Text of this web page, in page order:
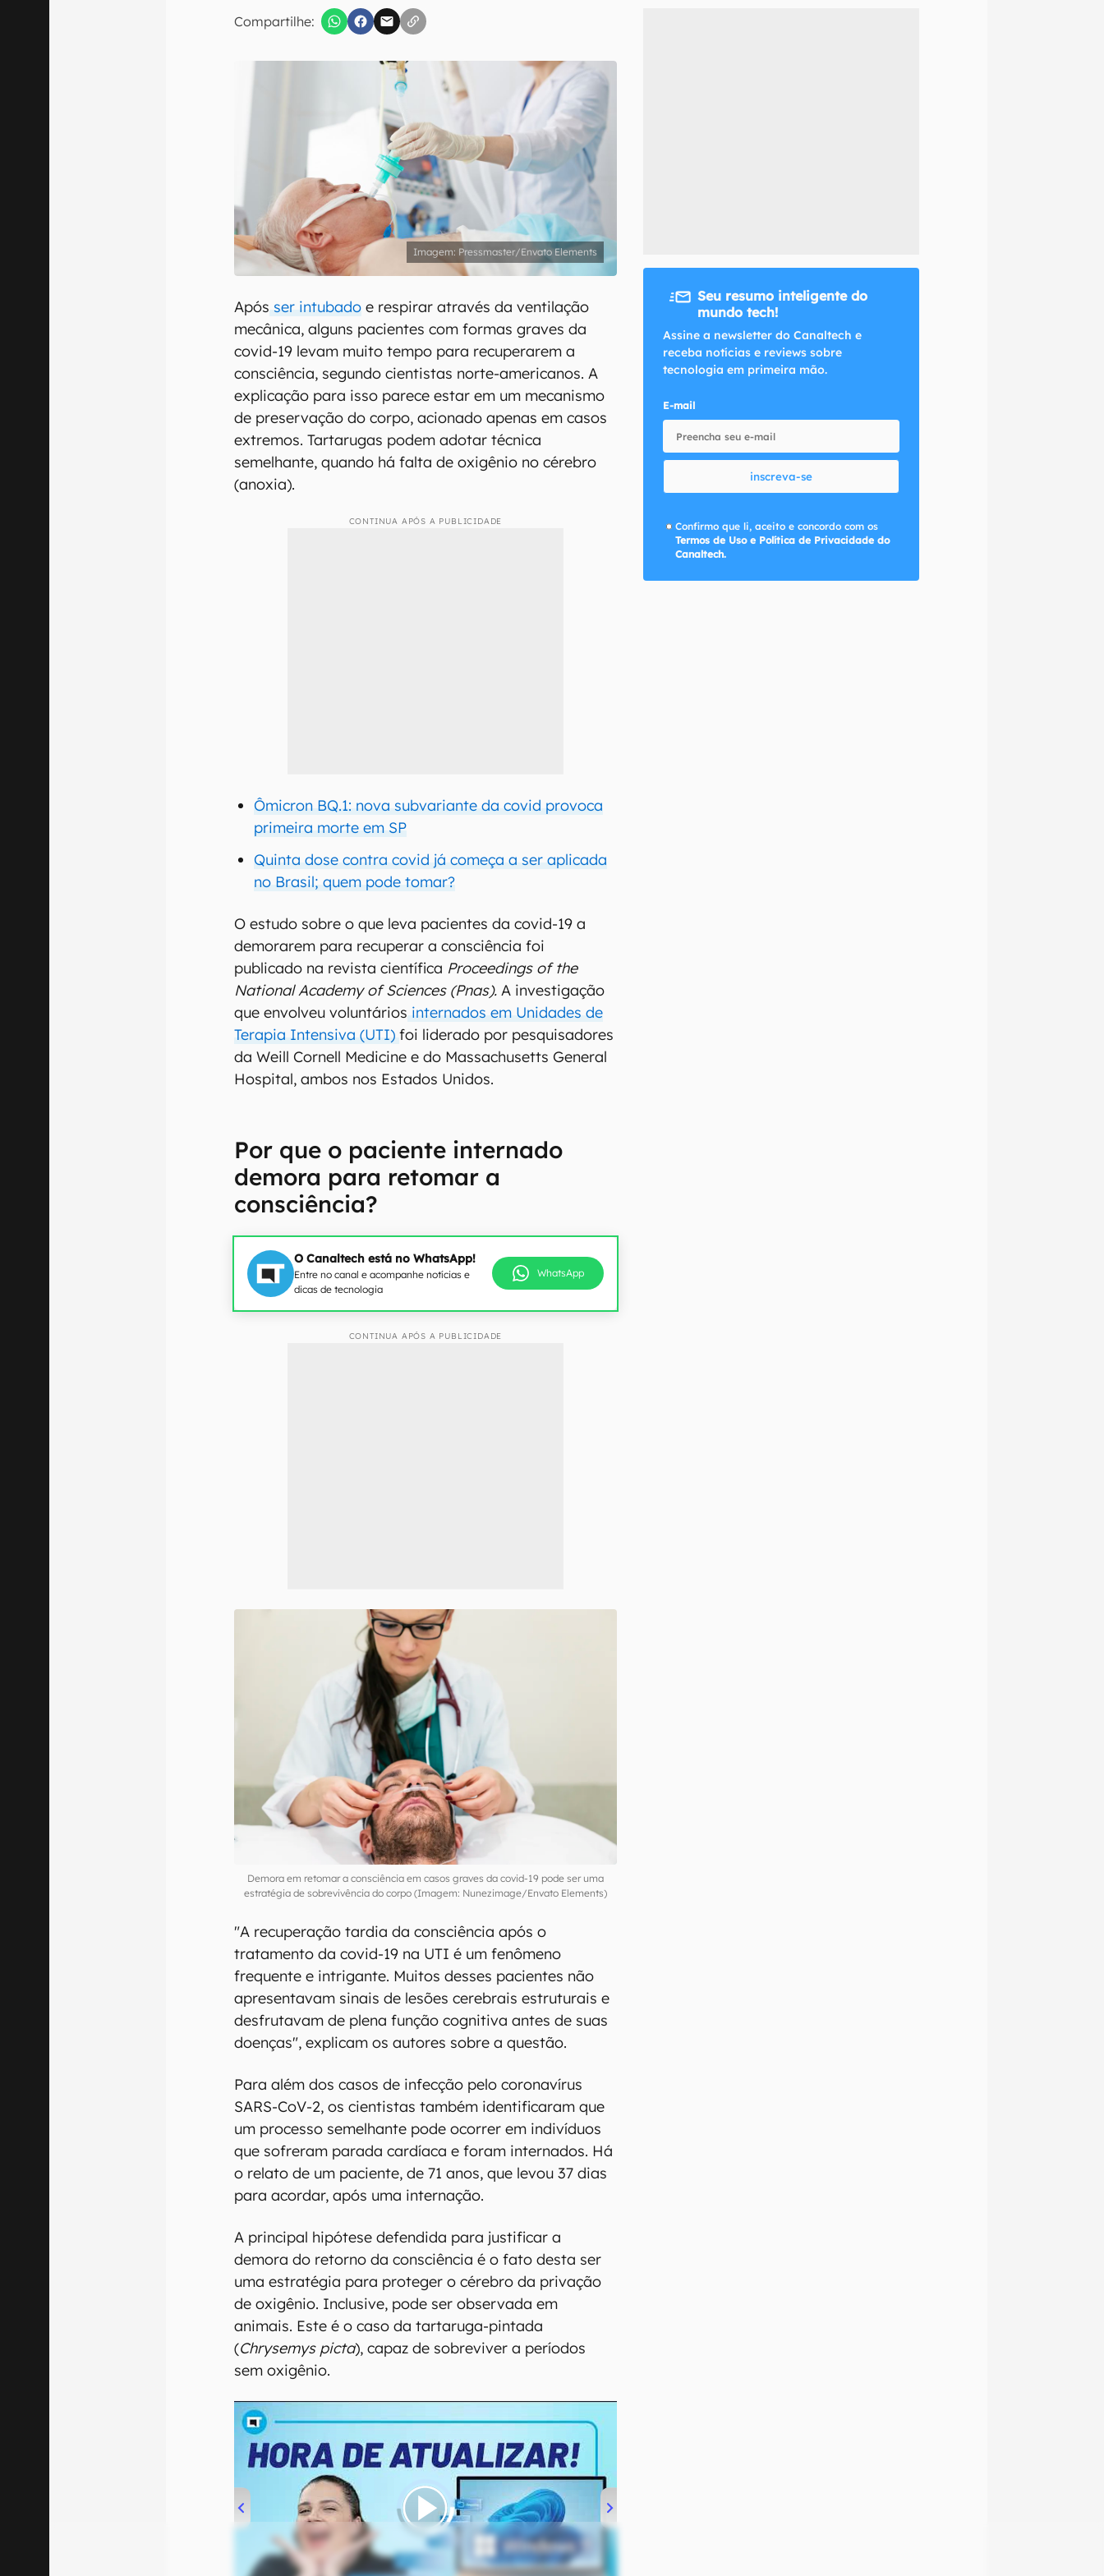
Compartilhe:
Confirmo que li, aceito e concordo com os Termos de Uso e Política de Privacidade do Canaltech.
Pressmaster/Envato Elements
Após ser intubado e respirar através da ventilação
mecânica, alguns pacientes com formas graves da
covid-19 levam muito tempo para recuperarem a
consciência, segundo cientistas norte-americanos. A
explicação para isso parece estar em um mecanismo
de preservação do corpo, acionado apenas em casos
extremos. Tartarugas podem adotar técnica
semelhante, quando há falta de oxigênio no cérebro
(anoxia).
CONTINUA APÓS A PUBLICIDADE
Ômicron BQ.1: nova subvariante da covid provoca
primeira morte em SP
Quinta dose contra covid já começa a ser aplicada
no Brasil; quem pode tomar?
O estudo sobre o que leva pacientes da covid-19 a
demorarem para recuperar a consciência foi
publicado na revista científica Proceedings of the
National Academy of Sciences (Pnas).A investigação
que envolveu voluntários internados em Unidades de
Terapia Intensiva (UTI)foi liderado por pesquisadores
da Weill Cornell Medicine e do Massachusetts General
Hospital, ambos nos Estados Unidos.
Por que o paciente internado
demora para retomar a
consciência?
O Canaltech está no WhatsApp!
Entre no canal e acompanhe notícias e
dicas de tecnologia
WhatsApp
CONTINUA APÓS A PUBLICIDADE
Demora em retomar a consciência em casos graves da covid-19 pode ser uma
estratégia de sobrevivência do corpo (Imagem: Nunezimage/Envato Elements)
"A recuperação tardia da consciência após o
tratamento da covid-19 na UTI é um fenômeno
frequente e intrigante. Muitos desses pacientes não
apresentavam sinais de lesões cerebrais estruturais e
desfrutavam de plena função cognitiva antes de suas
doenças", explicam os autores sobre a questão.
Para além dos casos de infecção pelo coronavírus
SARS-CoV-2, os cientistas também identificaram que
um processo semelhante pode ocorrer em indivíduos
que sofreram parada cardíaca e foram internados. Há
o relato de um paciente, de 71 anos, que levou 37 dias
para acordar, após uma internação.
A principal hipótese defendida para justificar a
demora do retorno da consciência é o fato desta ser
uma estratégia para proteger o cérebro da privação
de oxigênio. Inclusive, pode ser observada em
animais. Este é o caso da tartaruga-pintada
(Chrysemys picta), capaz de sobreviver a períodos
sem oxigênio.
Seu resumo inteligente do
mundo tech!
Assine a newsletter do Canaltech e
receba notícias e reviews sobre
tecnologia em primeira mão.
E-mail
inscreva-se
Confirmo que li, aceito e concordo com os
Termos de Uso e Política de Privacidade do
Canaltech.